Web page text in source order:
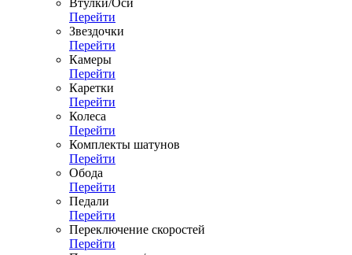
Втулки/Оси
Перейти
Звездочки
Перейти
Камеры
Перейти
Каретки
Перейти
Колеса
Перейти
Комплекты шатунов
Перейти
Обода
Перейти
Педали
Перейти
Переключение скоростей
Перейти